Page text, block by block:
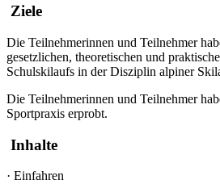
Ziele
Die Teilnehmerinnen und Teilnehmer
gesetzlichen, theoretischen und
Schulskilaufs in der Disziplin alpiner
Die Teilnehmerinnen und Teilnehmer
Sportpraxis erprobt.
Inhalte
· Einfahren